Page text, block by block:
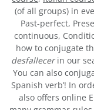
(of all groups) in
Past-perfect,
continuous,
how to conjugate
desfallecerin our
You can also
Spanish verb’! In
also offers online